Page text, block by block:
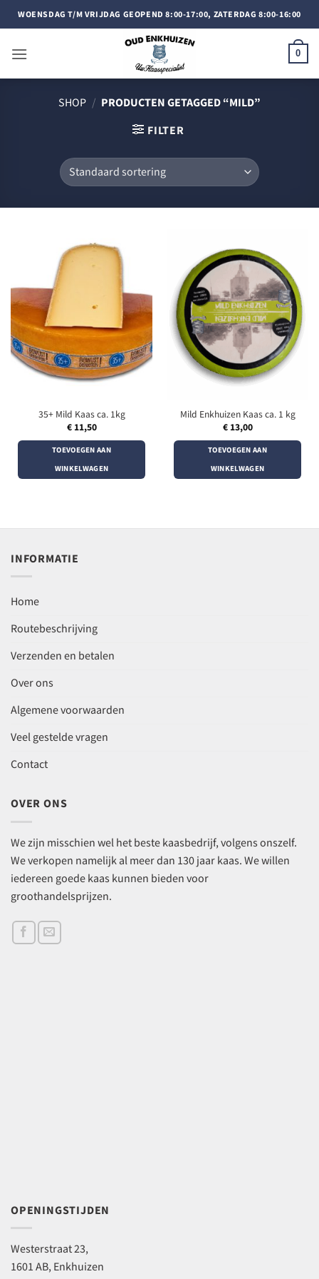
Doorgaan
naar
WOENSDAG T/M VRIJDAG GEOPEND 8:00-17:00, ZATERDAG 8:00-16:00
0
SHOP / PRODUCTEN GETAGGED “MILD”
FILTER
35+ Mild Kaas ca. 1kg
€11,50
TOEVOEGEN AAN
WINKELWAGEN
Mild Enkhuizen Kaas ca. 1 kg
€13,00
TOEVOEGEN AAN
WINKELWAGEN
INFORMATIE
Home
Routebeschrijving
Verzenden en betalen
Over ons
Algemene voorwaarden
Veel gestelde vragen
Contact
OVER ONS
We zijn misschien wel het beste kaasbedrijf, volgens onszelf.
We verkopen namelijk al meer dan 130 jaar kaas. We willen
iedereen goede kaas kunnen bieden voor
groothandelsprijzen.
OPENINGSTIJDEN
Westerstraat 23,
1601 AB, Enkhuizen